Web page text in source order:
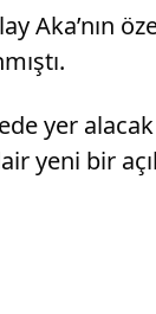
Aka’nın
yer
yeni bir